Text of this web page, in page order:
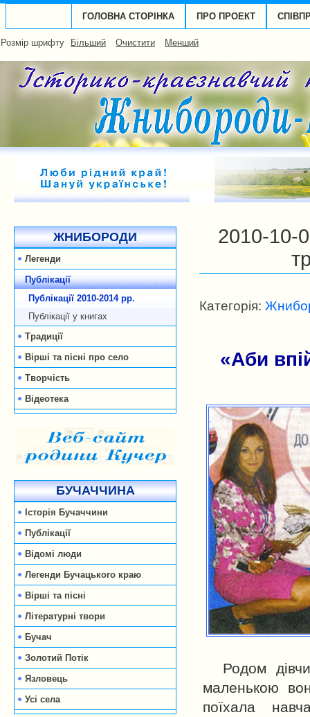
ГОЛОВНА СТОРІНКА ПРО ПРОЕКТ
Розмір шрифту Більший Очистити Менший
ЖНИБОРОДИ
Легенди
Публікації
Публікації 2010-2014 рp.
Публікації у книгах
Традиції
Вірші та пісні про село
Творчість
Відеотека
БУЧАЧЧИНА
Історія Бучаччини
Публікації
Відомі люди
Легенди Бучацького краю
Вірші та пісні
Літературні твори
Бучач
Золотий Потік
Язловець
Усі села
2010-10-
Категорія:
«Аби
Родом
маленькою
поїхала